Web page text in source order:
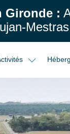
Gironde :